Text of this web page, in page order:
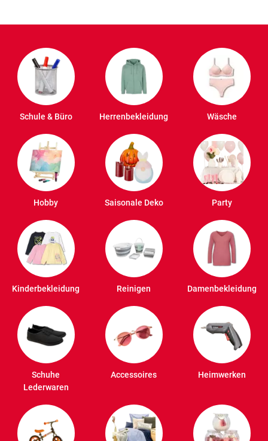
Schule & Büro Herrenbekleidung Wäsche
Hobby Saisonale Deko Party
Kinderbekleidung Reinigen Damenbekleidung
Schuhe
Lederwaren
Accessoires Heimwerken